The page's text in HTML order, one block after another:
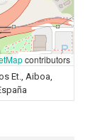
contributors
Et., Aiboa,